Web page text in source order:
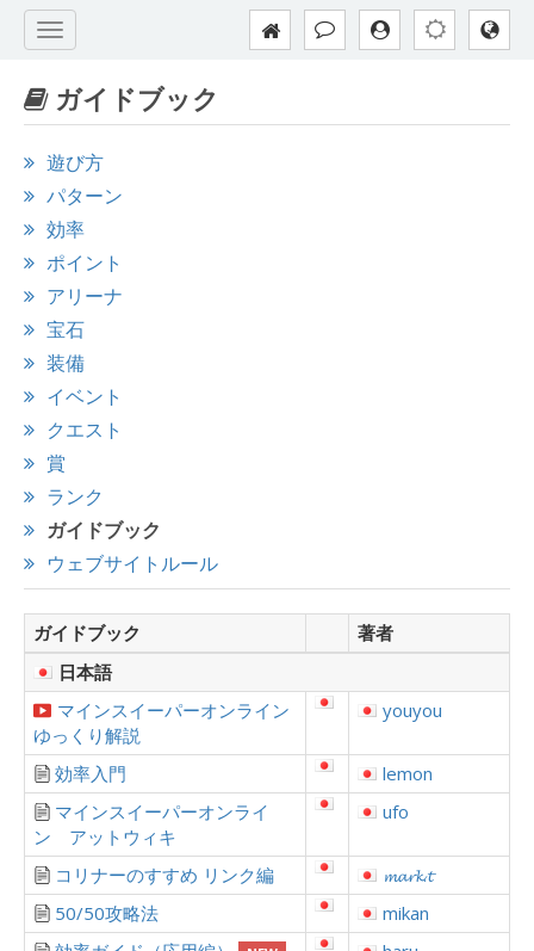
ガイドブック
遊び方
パターン
効率
ポイント
アリーナ
宝石
装備
イベント
クエスト
賞
ランク
ガイドブック
ウェブサイトルール
ガイドブック
著者
日本語
マインスイーパーオンライン
ゆっくり解説
youyou
効率入門
lemon
マインスイーパーオンライ
ン アットウィキ
ufo
コリナーのすすめ リンク編
𝓶𝓪𝓻𝓴.𝓽
50/50攻略法
mikan